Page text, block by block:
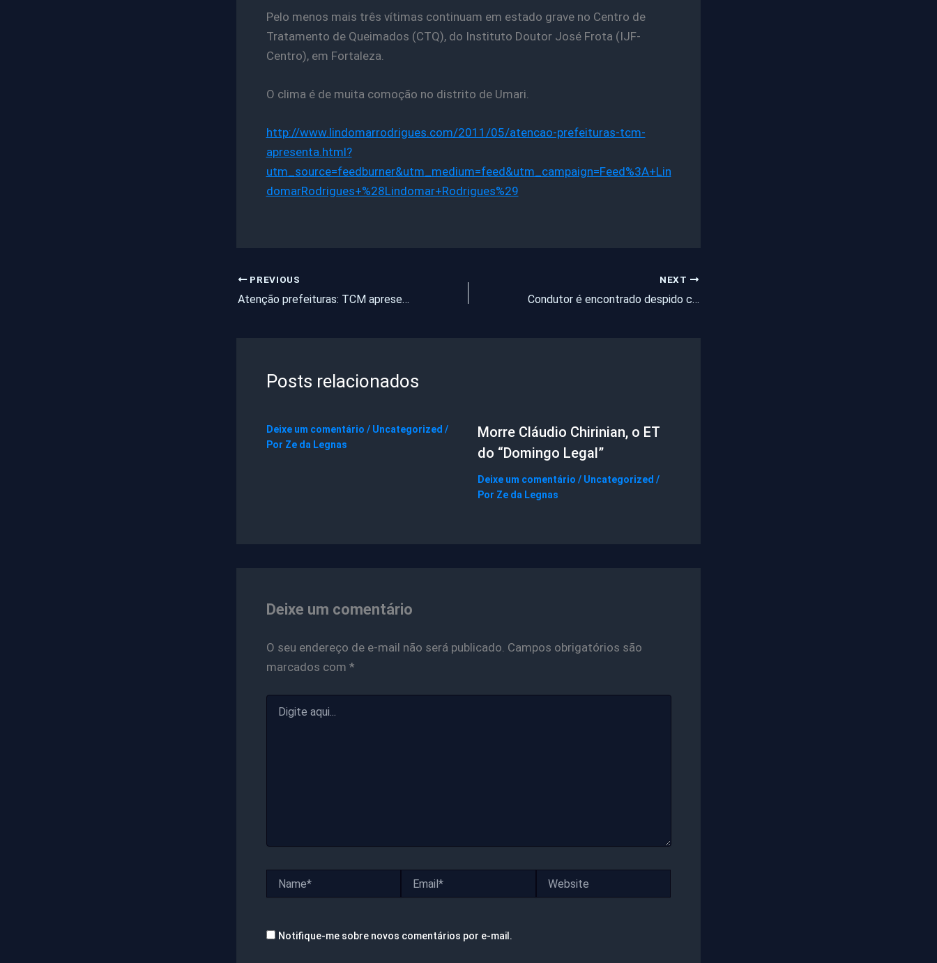
Pelo menos mais três vítimas continuam em estado grave no Centro de
Tratamento de Queimados (CTQ), do Instituto Doutor José Frota (IJF-
Centro), em Fortaleza.
O clima é de muita comoção no distrito de Umari.
http://www.lindomarrodrigues.com/2011/05/atencao-prefeituras-tcm-
apresenta.html?
utm_source=feedburner&utm_medium=feed&utm_campaign=Feed%3A+Lin
domarRodrigues+%28Lindomar+Rodrigues%29
PREVIOUS
Atenção prefeituras: TCM apresenta portal da Transparência na Assembleia
NEXT
Condutor é encontrado despido com garota de 17 anos após colisão
Posts relacionados
Deixe um comentário / Uncategorized /
Por Ze da Legnas
Morre Cláudio Chirinian, o ET
do “Domingo Legal”
Deixe um comentário / Uncategorized /
Por Ze da Legnas
Deixe um comentário
O seu endereço de e-mail não será publicado. Campos obrigatórios são
marcados com *
aqui...
Notifique-me sobre novos comentários por e-mail.